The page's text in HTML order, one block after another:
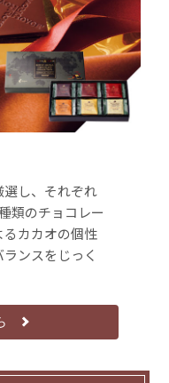
し、それぞれ
類のチョコレー
るカカオの個性
ンスをじっく